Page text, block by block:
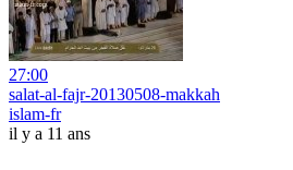
27:00
salat-al-fajr-20130508-makkah
islam-fr
il y a 11 ans